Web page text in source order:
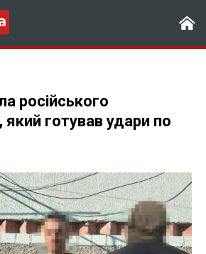
російського
готував удари по